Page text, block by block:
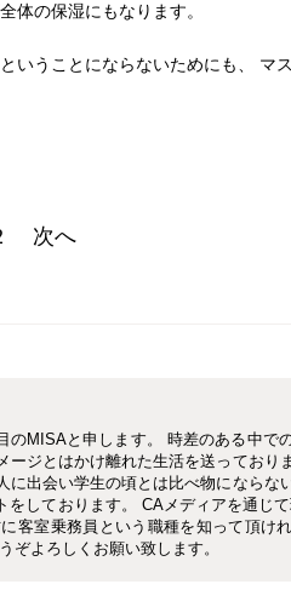
体の保湿にもなります。
いうことにならないためにも、 マ
次へ
のMISAと申します。 時差のある中で
ジとはかけ離れた生活を送っており
出会い学生の頃とは比べ物にならな
をしております。 CAメディアを通じ
客室乗務員という職種を知って頂け
ぞよろしくお願い致します。